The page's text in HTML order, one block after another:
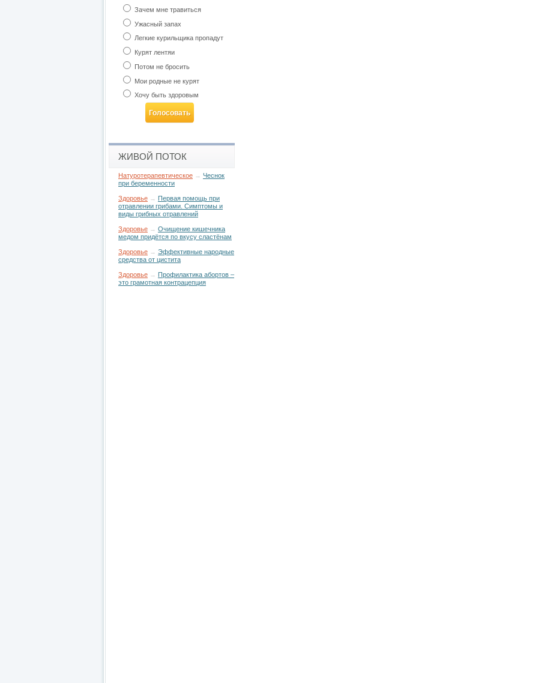
Зачем мне травиться
Ужасный запах
Легкие курильщика пропадут
Курят лентяи
Потом не бросить
Мои родные не курят
Хочу быть здоровым
ЖИВОЙ ПОТОК
Натуротерапевтическое → Чеснок
при беременности
Здоровье → Первая помощь при
отравлении грибами. Симптомы и
виды грибных отравлений
Здоровье → Очищение кишечника
медом придётся по вкусу сластёнам
Здоровье → Эффективные народные
средства от цистита
Здоровье → Профилактика абортов –
это грамотная контрацепция